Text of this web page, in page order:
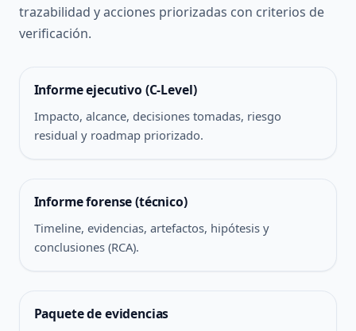
trazabilidad y acciones priorizadas con criterios de
verificación.
Informe ejecutivo (C-Level)
Impacto, alcance, decisiones tomadas, riesgo
residual y roadmap priorizado.
Informe forense (técnico)
Timeline, evidencias, artefactos, hipótesis y
conclusiones (RCA).
Paquete de evidencias